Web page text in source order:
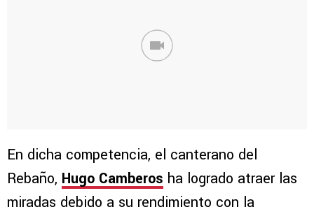
En dicha competencia, el canterano del
Rebaño, Hugo Camberos ha logrado atraer las
miradas debido a su rendimiento con la